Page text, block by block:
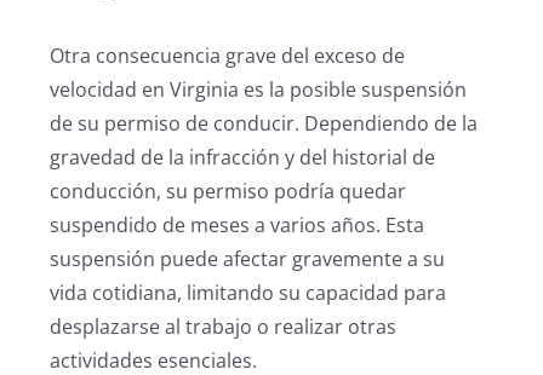
Otra consecuencia grave del exceso de
velocidad en Virginia es la posible suspensión
de su permiso de conducir. Dependiendo de la
gravedad de la infracción y del historial de
conducción, su permiso podría quedar
suspendido de meses a varios años. Esta
suspensión puede afectar gravemente a su
vida cotidiana, limitando su capacidad para
desplazarse al trabajo o realizar otras
actividades esenciales.